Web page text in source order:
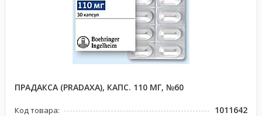
ПРАДАКСА (PRADAXA), КАПС. 110 МГ, №60
Код товара: 1011642